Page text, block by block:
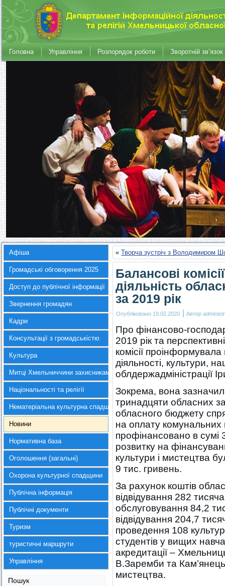
Головна Управління Розпорядок роботи Зворотній зв’язок
Афіша
Громадські обговорення 2025
Доступ до публічної інформації
Звернення громадян
Кадри
Консультації з громадськістю
Культура
Митці Хмельниччини захисникам України
Національності та релігії
Нематеріальна культурна спадщина
Новини
Нормативна база
Оголошення (загальні)
Охорона культурної спадщини
Публічна інформація
Публічні документи
Туризм
туристичні маршрути
Управління
Пошук
« Творча зустріч з Володимиром
Балансові
діяльність
за 2019 рік
Опубліковано 19.02.2020 | Автор
Про фінансово-
2019 рік та
комісії
діяльності, культури,
облдержадміністрації
Зокрема, вона
тринадцяти обласних
обласного бюджету
на оплату комунальних
профінансовано в
розвитку на
культури і мистецтва
9 тис. гривень.
За рахунок коштів
відвідування 282
обслуговування 84,2
відвідування 204,7
проведення 108
студентів у вищих
акредитації –
В.Заремби та
мистецтва.